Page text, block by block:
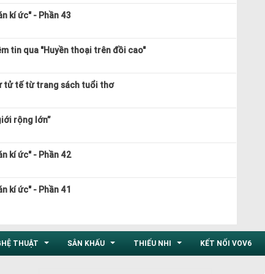
kí ức" - Phần 43
tin qua "Huyền thoại trên đồi cao"
tử tế từ trang sách tuổi thơ
rộng lớn”
kí ức" - Phần 42
kí ức" - Phần 41
THUẬT SÂN KHẤU THIẾU NHI KẾT NỐI VOV6